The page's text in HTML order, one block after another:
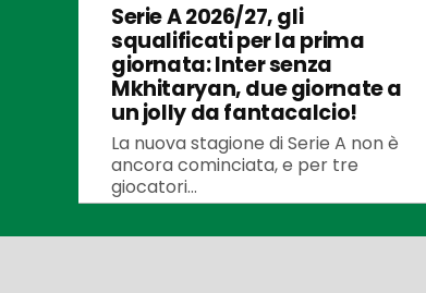
Serie A 2026/27, gli
squalificati per la prima
giornata: Inter senza
Mkhitaryan, due giornate a
un jolly da fantacalcio!
La nuova stagione di Serie A non è
ancora cominciata, e per tre
giocatori...